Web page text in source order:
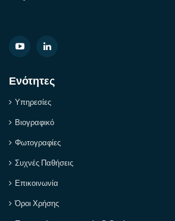
Ενότητες
Υπηρεσίες
Βιογραφικό
Φωτογραφίες
Συχνές Παθήσεις
Επικοινωνία
Όροι Χρήσης